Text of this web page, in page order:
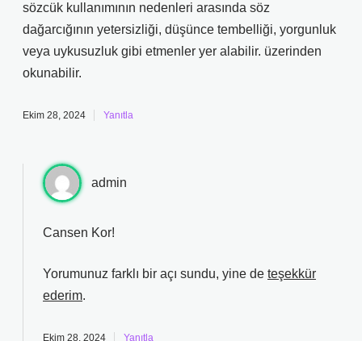
sözcük kullanımının nedenleri arasında söz
dağarcığının yetersizliği, düşünce tembelliği, yorgunluk
veya uykusuzluk gibi etmenler yer alabilir. üzerinden
okunabilir.
Ekim 28, 2024 Yanıtla
admin
Cansen Kor!
Yorumunuz farklı bir açı sundu, yine de teşekkür
ederim.
Ekim 28, 2024 Yanıtla